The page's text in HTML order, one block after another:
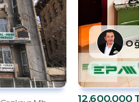
12,600,000